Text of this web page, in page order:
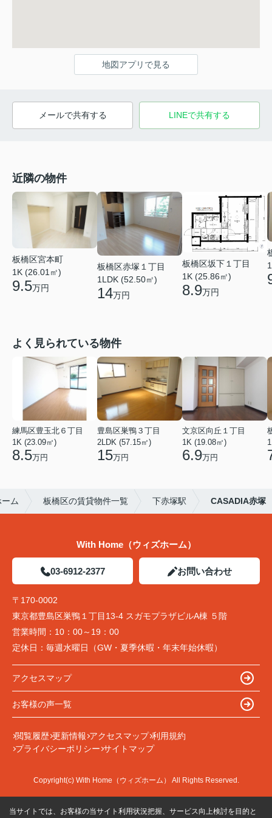
地図アプリで見る
メールで共有する LINEで共有する
近隣の物件
板橋区宮本町
1K (26.01㎡)
9.5万円
板橋区赤塚１丁目
1LDK (52.50㎡)
14万円
板橋区坂下１丁目
1K (25.86㎡)
8.9万円
よく見られている物件
練馬区豊玉北６丁目
1K (23.09㎡)
8.5万円
豊島区巣鴨３丁目
2LDK (57.15㎡)
15万円
文京区向丘１丁目
1K (19.08㎡)
6.9万円
ム 板橋区の賃貸物件一覧 下赤塚駅 CASADIA赤塚
With Home（ウィズホーム）
03-6912-2377 お問い合わせ
〒170-0002
東京都豊島区巣鴨１丁目13-4 スガモプラザビルA棟 ５階
営業時間： 10：00～19：00
定休日： 毎週水曜日（GW・夏季休暇・年末年始休暇）
アクセスマップ
お客様の声一覧
閲覧履歴 更新情報 アクセスマップ 利用規約
プライバシーポリシー サイトマップ
Copyright(c) With Home（ウィズホーム） All Rights Reserved.
当サイトでは、お客様の当サイト利用状況把握、サービス向上検討を目的と